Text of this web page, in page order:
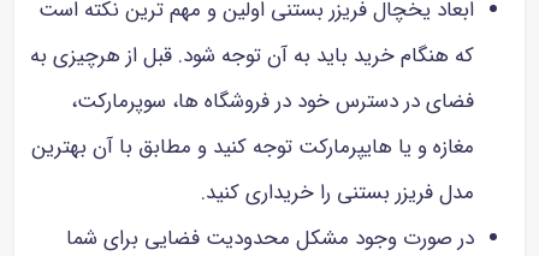
ابعاد یخچال فریزر بستنی اولین و مهم ترین نکته است
که هنگام خرید باید به آن توجه شود. قبل از هرچیزی به
فضای در دسترس خود در فروشگاه ها، سوپرمارکت،
مغازه و یا هایپرمارکت توجه کنید و مطابق با آن بهترین
مدل فریزر بستنی را خریداری کنید.
در صورت وجود مشکل محدودیت فضایی برای شما